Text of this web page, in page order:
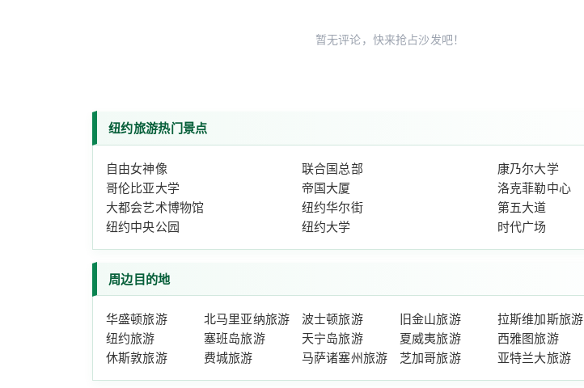
暂无评论，快来抢占沙发吧！
纽约旅游热门景点
自由女神像 联合国总部
康乃尔大学
哥伦比亚大学
帝国大厦
洛克菲勒中心
大都会艺术博物馆
纽约华尔街
第五大道
纽约中央公园
纽约大学 时代广场
周边目的地
华盛顿旅游 北马里亚纳旅游 波士顿旅游 旧金山旅游 拉斯维加斯旅游
纽约旅游
塞班岛旅游 天宁岛旅游 夏威夷旅游 西雅图旅游
休斯敦旅游
费城旅游 马萨诸塞州旅游 芝加哥旅游 亚特兰大旅游